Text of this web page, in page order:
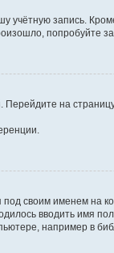
учётную запись.
попробуйте
Перейдите на
под своим именем на
вводить имя
например в